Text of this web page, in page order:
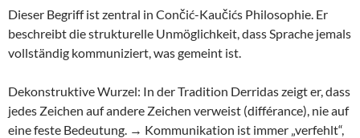
Dieser Begriff ist zentral in Cončić-Kaučićs Philosophie. Er
beschreibt die strukturelle Unmöglichkeit, dass Sprache jemals
vollständig kommuniziert, was gemeint ist.
Dekonstruktive Wurzel: In der Tradition Derridas zeigt er, dass
jedes Zeichen auf andere Zeichen verweist (différance), nie auf
eine feste Bedeutung. → Kommunikation ist immer „verfehlt“,